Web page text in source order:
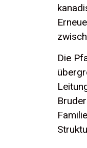
Die